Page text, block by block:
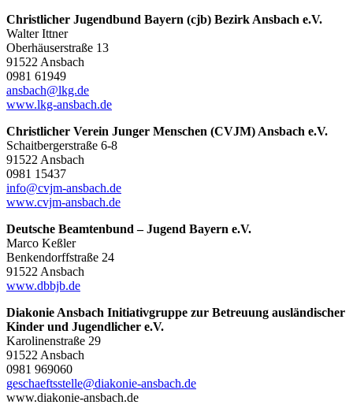
Christlicher Jugendbund Bayern (cjb) Bezirk Ansbach e.V.
Walter Ittner
Oberhäuserstraße 13
91522 Ansbach
0981 61949
ansbach@lkg.de
www.lkg-ansbach.de
Christlicher Verein Junger Menschen (CVJM) Ansbach e.V.
Schaitbergerstraße 6-8
91522 Ansbach
0981 15437
info@cvjm-ansbach.de
www.cvjm-ansbach.de
Deutsche Beamtenbund – Jugend Bayern e.V.
Marco Keßler
Benkendorffstraße 24
91522 Ansbach
www.dbbjb.de
Diakonie Ansbach Initiativgruppe zur Betreuung ausländischer
Kinder und Jugendlicher e.V.
Karolinenstraße 29
91522 Ansbach
0981 969060
geschaeftsstelle@diakonie-ansbach.de
www.diakonie-ansbach.de